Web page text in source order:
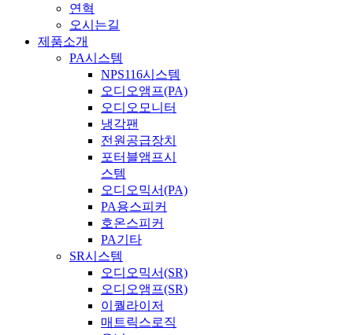
연혁
오시는길
제품소개
PA시스템
NPS116시스템
오디오앰프(PA)
오디오모니터
냉각팬
전원공급장치
포터블앰프시
스템
오디오믹서(PA)
PA용스피커
호온스피커
PA기타
SR시스템
오디오믹서(SR)
오디오앰프(SR)
이퀄라이저
매트릭스로직